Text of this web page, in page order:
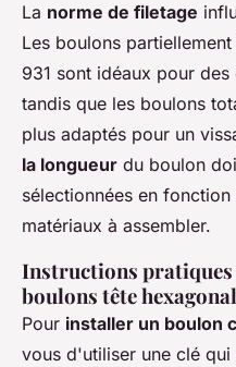
La norme de filetage
Les boulons
931 sont idéaux pour
tandis que les boulons
plus adaptés pour un
la longueur du boulon
sélectionnées en
matériaux à assembler.
Instructions
boulons tête
Pour installer un boulon
vous d'utiliser une clé